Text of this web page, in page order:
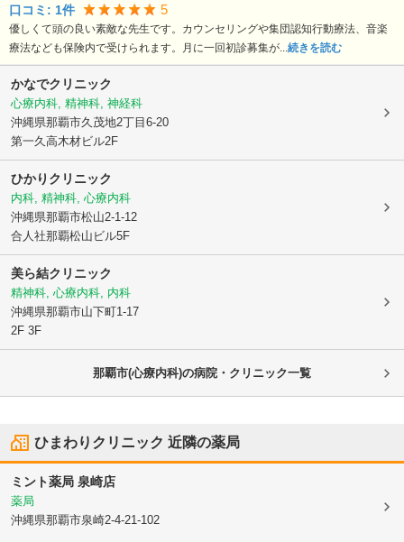
口コミ: 1件 5
優しくて頭の良い素敵な先生です。カウンセリングや集団認知行動療法、音楽
療法なども保険内で受けられます。月に一回初診募集が...続きを読む
かなでクリニック
心療内科, 精神科, 神経科
沖縄県那覇市久茂地2丁目6-20
第一久高木材ビル2F
ひかりクリニック
内科, 精神科, 心療内科
沖縄県那覇市松山2-1-12
合人社那覇松山ビル5F
美ら結クリニック
精神科, 心療内科, 内科
沖縄県那覇市山下町1-17
2F 3F
那覇市(心療内科)の病院・クリニック一覧
ひまわりクリニック 近隣の薬局
ミント薬局 泉崎店
薬局
沖縄県那覇市泉崎2-4-21-102